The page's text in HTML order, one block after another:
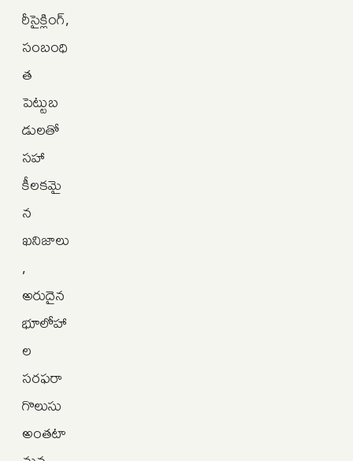
రీసైక్లింగ్‌,
సంబంధి
త
పెట్టుబ
డులతో
సహా
కీలకమై
న
ఖనిజాలు
,
అరుదైన
భూలోహా
ల
సరఫరా
గొలుసు
అంతటా